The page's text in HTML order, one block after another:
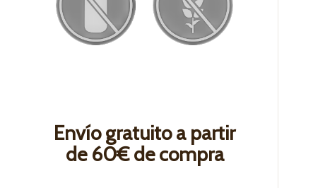
Envío gratuito a partir
de 60€ de compra